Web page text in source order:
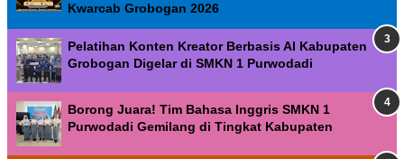
Kwarcab Grobogan 2026
Pelatihan Konten Kreator Berbasis AI Kabupaten
Grobogan Digelar di SMKN 1 Purwodadi
Borong Juara! Tim Bahasa Inggris SMKN 1
Purwodadi Gemilang di Tingkat Kabupaten